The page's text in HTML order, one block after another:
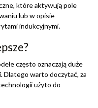
które aktywują pole
lub w opisie
indukcyjnymi.
często oznaczają duże
Dlatego warto doczytać, za
użyto do